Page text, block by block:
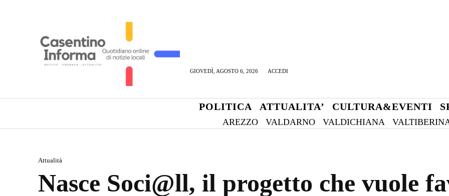
GIOVEDÌ, AGOSTO 6, 2026 ACCEDI
POLITICA ATTUALITA’ CULTURA&EVENTI
AREZZO VALDARNO VALDICHIANA
Attualità
Nasce Soci@ll, il progetto che vuole